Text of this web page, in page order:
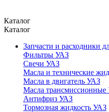
Каталог
Каталог
Запчасти и расходники
Фильтры УАЗ
Свечи УАЗ
Масла и технические
Масла в двигатель УАЗ
Масла трансмиссионные
Антифриз УАЗ
Тормозная жидкость УАЗ